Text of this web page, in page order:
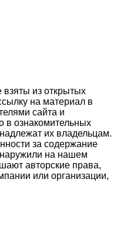
из открытых
на материал в
сайта и
в ознакомительных
их владельцам.
за содержание
на нашем
авторские права,
или организации,